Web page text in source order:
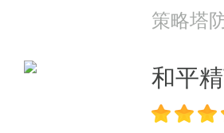
策略塔
和平